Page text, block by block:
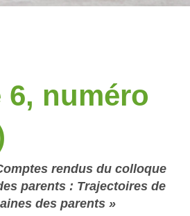
6, numéro
rendus du colloque
parents : Trajectoires de
des parents »